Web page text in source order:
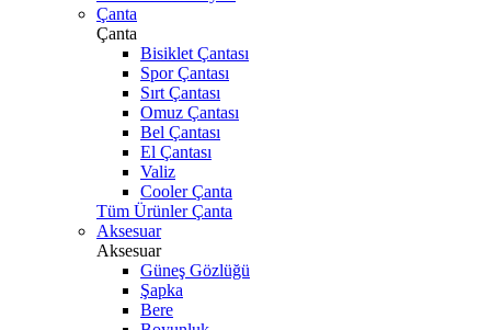
Çanta
Çanta
Bisiklet Çantası
Spor Çantası
Sırt Çantası
Omuz Çantası
Bel Çantası
El Çantası
Valiz
Cooler Çanta
Tüm Ürünler Çanta
Aksesuar
Aksesuar
Güneş Gözlüğü
Şapka
Bere